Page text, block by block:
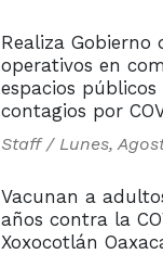
Realiza Gobierno
operativos en
espacios
contagios por
Staff / Lunes,
Vacunan a
años contra la
Xoxocotlán